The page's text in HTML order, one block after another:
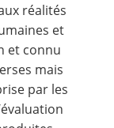
réalités
et
et connu
mais
par les